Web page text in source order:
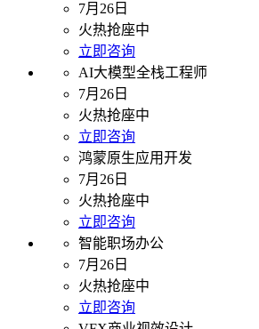
7月26日
火热抢座中
立即咨询
AI大模型全栈工程师
7月26日
火热抢座中
立即咨询
鸿蒙原生应用开发
7月26日
火热抢座中
立即咨询
智能职场办公
7月26日
火热抢座中
立即咨询